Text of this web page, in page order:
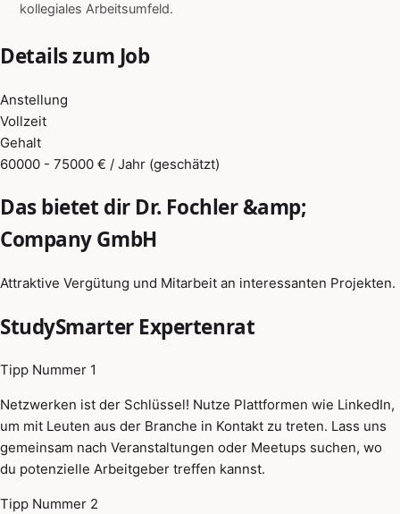
kollegiales Arbeitsumfeld.
Details zum Job
Anstellung
Vollzeit
Gehalt
60000 - 75000 € / Jahr (geschätzt)
Das bietet dir Dr. Fochler &amp;
Company GmbH
Attraktive Vergütung und Mitarbeit an interessanten Projekten.
StudySmarter Expertenrat
Tipp Nummer 1
Netzwerken ist der Schlüssel! Nutze Plattformen wie LinkedIn,
um mit Leuten aus der Branche in Kontakt zu treten. Lass uns
gemeinsam nach Veranstaltungen oder Meetups suchen, wo
du potenzielle Arbeitgeber treffen kannst.
Tipp Nummer 2